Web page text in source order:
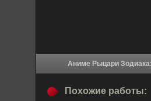
Похожие работы: